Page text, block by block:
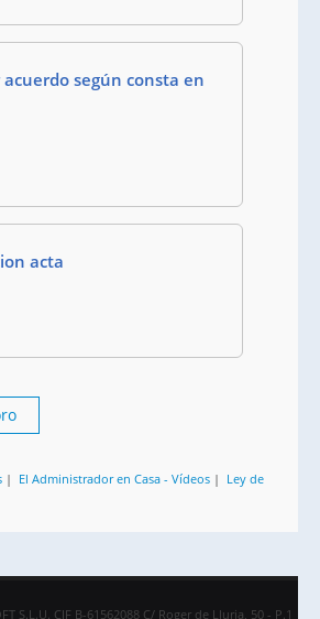
según consta en
acta
| El Administrador en Casa - Vídeos | Ley de
S.L.U. CIF B-61562088 C/ Roger de Lluria, 50 - P.1